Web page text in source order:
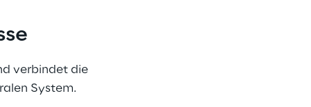
verbindet die
System.